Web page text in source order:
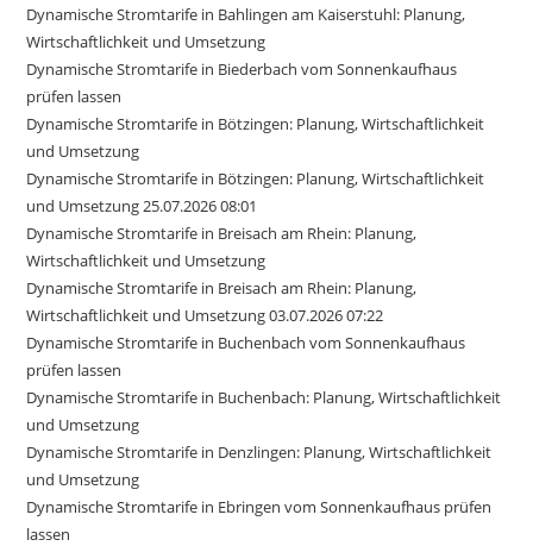
Dynamische Stromtarife in Bahlingen am Kaiserstuhl: Planung,
Wirtschaftlichkeit und Umsetzung
Dynamische Stromtarife in Biederbach vom Sonnenkaufhaus
prüfen lassen
Dynamische Stromtarife in Bötzingen: Planung, Wirtschaftlichkeit
und Umsetzung
Dynamische Stromtarife in Bötzingen: Planung, Wirtschaftlichkeit
und Umsetzung 25.07.2026 08:01
Dynamische Stromtarife in Breisach am Rhein: Planung,
Wirtschaftlichkeit und Umsetzung
Dynamische Stromtarife in Breisach am Rhein: Planung,
Wirtschaftlichkeit und Umsetzung 03.07.2026 07:22
Dynamische Stromtarife in Buchenbach vom Sonnenkaufhaus
prüfen lassen
Dynamische Stromtarife in Buchenbach: Planung, Wirtschaftlichkeit
und Umsetzung
Dynamische Stromtarife in Denzlingen: Planung, Wirtschaftlichkeit
und Umsetzung
Dynamische Stromtarife in Ebringen vom Sonnenkaufhaus prüfen
lassen